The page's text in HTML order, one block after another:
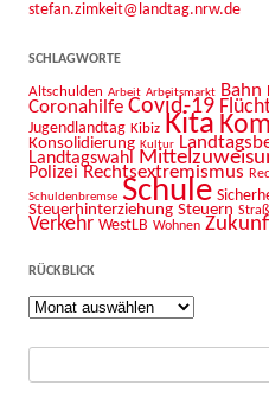
stefan.zimkeit@landtag.nrw.de
SCHLAGWORTE
Altschulden Arbeit Arbeitsmarkt Bahn
Coronahilfe Covid-19
Jugendlandtag Kibiz Kita
Konsolidierung Kultur
Landtagswahl
Polizei Rechtsextremismus
Schuldenbremse Schule
Steuerhinterziehung Steuern
Verkehr WestLB Wohnen
RÜCKBLICK
Rückblick
Suche